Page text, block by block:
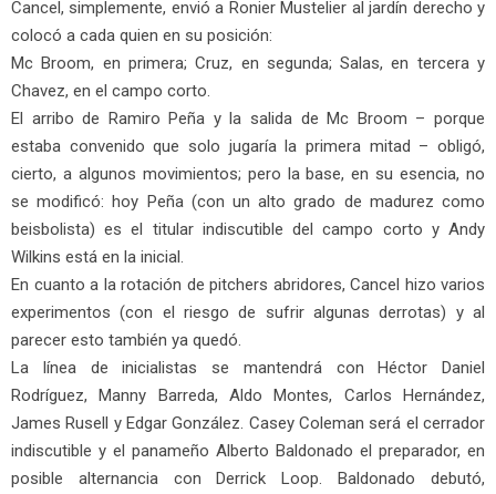
Cancel, simplemente, envió a Ronier Mustelier al jardín derecho y
colocó a cada quien en su posición:
Mc Broom, en primera; Cruz, en segunda; Salas, en tercera y
Chavez, en el campo corto.
El arribo de Ramiro Peña y la salida de Mc Broom – porque
estaba convenido que solo jugaría la primera mitad – obligó,
cierto, a algunos movimientos; pero la base, en su esencia, no
se modificó: hoy Peña (con un alto grado de madurez como
beisbolista) es el titular indiscutible del campo corto y Andy
Wilkins está en la inicial.
En cuanto a la rotación de pitchers abridores, Cancel hizo varios
experimentos (con el riesgo de sufrir algunas derrotas) y al
parecer esto también ya quedó.
La línea de inicialistas se mantendrá con Héctor Daniel
Rodríguez, Manny Barreda, Aldo Montes, Carlos Hernández,
James Rusell y Edgar González. Casey Coleman será el cerrador
indiscutible y el panameño Alberto Baldonado el preparador, en
posible alternancia con Derrick Loop. Baldonado debutó,